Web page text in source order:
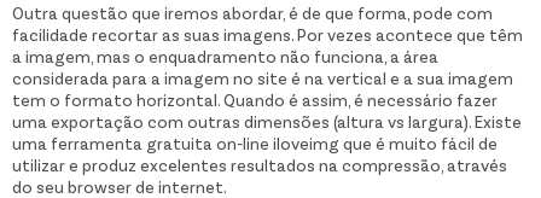
Outra questão que iremos abordar, é de que forma, pode com
facilidade recortar as suas imagens. Por vezes acontece que têm
a imagem, mas o enquadramento não funciona, a área
considerada para a imagem no site é na vertical e a sua imagem
tem o formato horizontal. Quando é assim, é necessário fazer
uma exportação com outras dimensões (altura vs largura). Existe
uma ferramenta gratuita on-line iloveimg que é muito fácil de
utilizar e produz excelentes resultados na compressão, através
do seu browser de internet.